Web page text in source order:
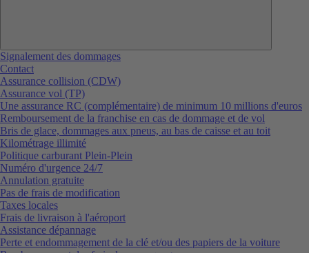
Signalement des dommages
Contact
Assurance collision (CDW)
Assurance vol (TP)
Une assurance RC (complémentaire) de minimum 10 millions d'euros
Remboursement de la franchise en cas de dommage et de vol
Bris de glace, dommages aux pneus, au bas de caisse et au toit
Kilométrage illimité
Politique carburant Plein-Plein
Numéro d'urgence 24/7
Annulation gratuite
Pas de frais de modification
Taxes locales
Frais de livraison à l'aéroport
Assistance dépannage
Perte et endommagement de la clé et/ou des papiers de la voiture